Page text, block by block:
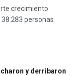
crecimiento
personas
y derribaron